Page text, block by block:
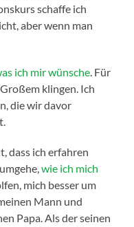
schaffe ich
aber wenn man
ich mir wünsche. Für
klingen. Ich
die wir davor
dass ich erfahren
wie ich mich
mich besser um
Mann und
Papa. Als der seinen